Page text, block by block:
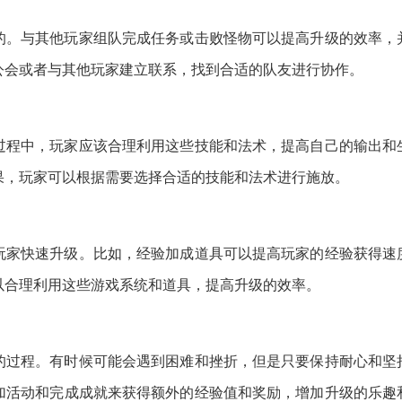
与其他玩家组队完成任务或击败怪物可以提高升级的效率，
或者与其他玩家建立联系，找到合适的队友进行协作。
中，玩家应该合理利用这些技能和法术，提高自己的输出和
玩家可以根据需要选择合适的技能和法术进行施放。
快速升级。比如，经验加成道具可以提高玩家的经验获得速
理利用这些游戏系统和道具，提高升级的效率。
程。有时候可能会遇到困难和挫折，但是只要保持耐心和坚
动和完成成就来获得额外的经验值和奖励，增加升级的乐趣